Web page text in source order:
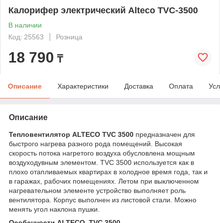
Калорифер электрический Alteco TVС-3500
В наличии
Код: 25563
Розница
18 790 ₸
Описание Характеристики Доставка Оплата
Описание
Тепловентилятор ALTECO TVС 3500 предназначен для
быстрого нагрева разного рода помещений. Высокая
скорость потока нагретого воздуха обусловлена мощным
воздуходувным элементом. TVC 3500 используется как в
плохо отапливаемых квартирах в холодное время года, так и
в гаражах, рабочих помещениях. Летом при выключенном
нагревательном элементе устройство выполняет роль
вентилятора. Корпус выполнен из листовой стали. Можно
менять угол наклона пушки.